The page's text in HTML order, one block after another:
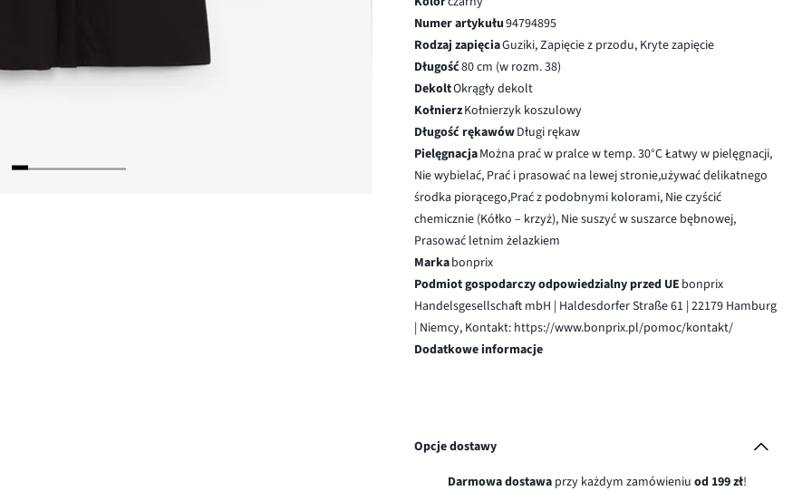
Numer artykułu94794895
Rodzaj zapięciaGuziki, Zapięcie z przodu, Kryte zapięcie
Długość80 cm (w rozm. 38)
DekoltOkrągły dekolt
KołnierzKołnierzyk koszulowy
Długość rękawówDługi rękaw
PielęgnacjaMożna prać w pralce w temp. 30°C Łatwy w pielęgnacji,
Nie wybielać, Prać i prasować na lewej stronie,używać delikatnego
środka piorącego,Prać z podobnymi kolorami, Nie czyścić
chemicznie (Kółko – krzyż), Nie suszyć w suszarce bębnowej,
Prasować letnim żelazkiem
Markabonprix
Podmiot gospodarczy odpowiedzialny przed UE bonprix
Handelsgesellschaft mbH | Haldesdorfer Straße 61 | 22179 Hamburg
| Niemcy, Kontakt: https://www.bonprix.pl/pomoc/kontakt/
Dodatkowe informacje
Opcje dostawy
Darmowa dostawaprzy każdym zamówieniu od 199 zł!